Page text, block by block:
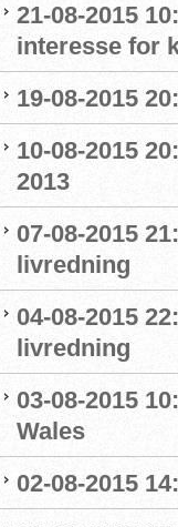
21-08-2015
interesse for
19-08-2015
10-08-2015
2013
07-08-2015
livredning
04-08-2015
livredning
03-08-2015
Wales
02-08-2015